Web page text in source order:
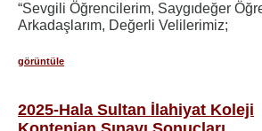
“Sevgili Öğrencilerim, Saygıdeğer
Arkadaşlarım, Değerli Velilerimiz;
görüntüle
2025-Hala Sultan İlahiyat Koleji